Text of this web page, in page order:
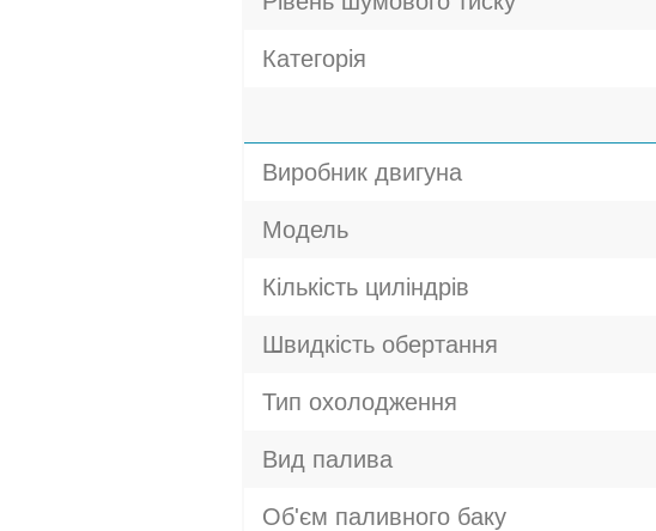
Категорія
Виробник двигуна
Модель
Кількість циліндрів
Швидкість обертання
Тип охолодження
Вид палива
Об'єм паливного баку